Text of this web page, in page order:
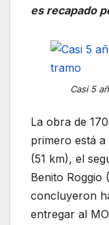
es recapado
Casi 5
La obra de
primero está
(51 km), el
Benito Roggio
concluyeron
entregar al